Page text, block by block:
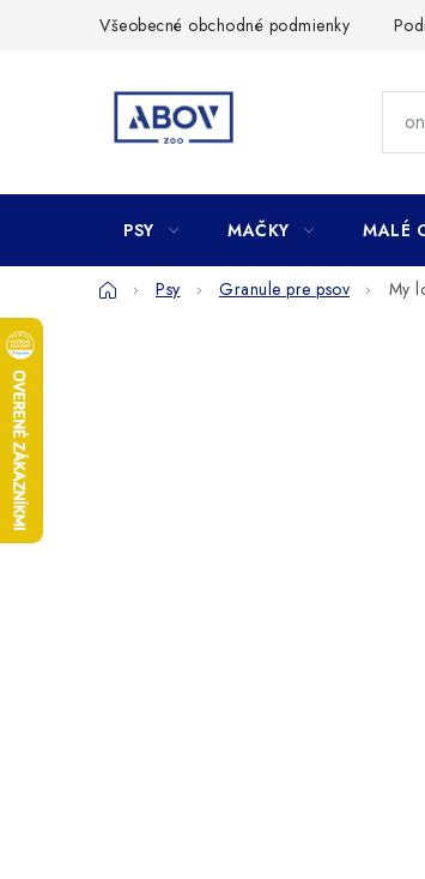
Všeobecné obchodné podmienky
PSY MAČKY MALÉ
DomovPsy Granule pre psov My